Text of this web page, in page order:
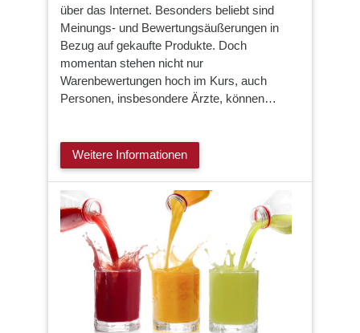
über das Internet. Besonders beliebt sind
Meinungs- und Bewertungsäußerungen in
Bezug auf gekaufte Produkte. Doch
momentan stehen nicht nur
Warenbewertungen hoch im Kurs, auch
Personen, insbesondere Ärzte, können…
Weitere Informationen